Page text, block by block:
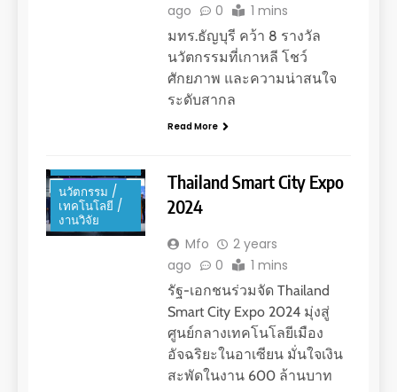
ago
0 1 mins
มทร.ธัญบุรี คว้า 8 รางวัล
นวัตกรรมที่เกาหลี โชว์
ศักยภาพ และความน่าสนใจ
ระดับสากล
Read More
ประชาสัมพันธ์
นวัตกรรม /
เทคโนโลยี /
งานวิจัย
Thailand Smart City Expo
2024
Mfo
2 years
ago
0 1 mins
รัฐ-เอกชนร่วมจัด Thailand
Smart City Expo 2024 มุ่งสู่
ศูนย์กลางเทคโนโลยีเมือง
อัจฉริยะในอาเซียน มั่นใจเงิน
สะพัดในงาน 600 ล้านบาท